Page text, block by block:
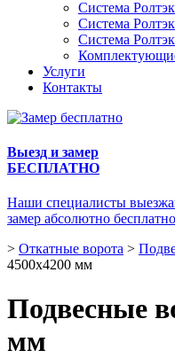
Система
Система
Система
Услуги
Контакты
Выезд и замер
БЕСПЛАТНО
Наши специалисты
замер абсолютно бесплатно
> Откатные ворота >
4500х4200 мм
Подвесные
мм